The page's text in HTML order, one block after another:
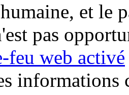
et le
pas
feu web activé
informations